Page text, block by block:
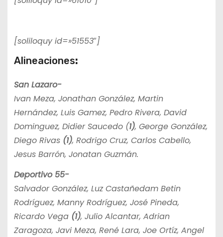
[soliloquy id=»51553″]
Alineaciones:
San Lazaro-
Ivan Meza, Jonathan González, Martin
Hernández, Luis Gamez, Pedro Rivera, David
Dominguez, Didier Saucedo (1), George González,
Diego Rivas (1), Rodrigo Cruz, Carlos Cabello,
Jesus Barrón, Jonatan Guzmán.
Deportivo 55-
Salvador González, Luz Castañedam Betin
Rodríguez, Manny Rodríguez, José Pineda,
Ricardo Vega (1), Julio Alcantar, Adrian
Zaragoza, Javi Meza, René Lara, Joe Ortíz, Angel